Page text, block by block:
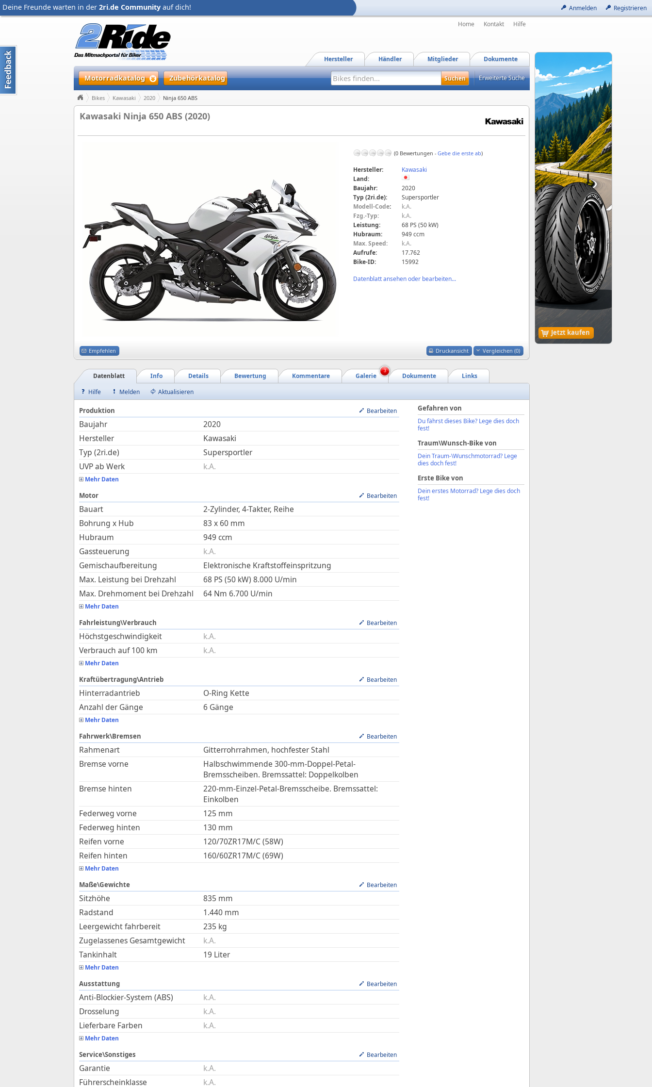
Anmelden Registrieren
Deine Freunde warten in der 2ri.de Community auf dich!
Jetzt kaufen
Home Kontakt Hilfe
Dokumente
Mitglieder
Händler
Hersteller
Motorradkatalog Zubehörkatalog Erweiterte Suche
Bikes Kawasaki 2020 Ninja 650 ABS
Kawasaki Ninja 650 ABS (2020)
(0 Bewertungen - Gebe die erste ab)
Hersteller:
Kawasaki
Land:
Baujahr:
2020
Typ (2ri.de):
Supersportler
Modell-Code:
k.A.
Fzg.-Typ:
k.A.
Leistung:
68 PS (50 kW)
Hubraum:
949 ccm
Max. Speed:
k.A.
Aufrufe:
17.762
Bike-ID:
15992
Datenblatt ansehen oder bearbeiten...
Druckansicht Vergleichen (0)
Empfehlen
Links
Dokumente
Galerie
Kommentare
Bewertung
Details
Info
Datenblatt
3
Hilfe Melden Aktualisieren
Produktion Bearbeiten
Baujahr
2020
Hersteller
Kawasaki
Typ (2ri.de)
Supersportler
UVP ab Werk
k.A.
Mehr Daten
Motor Bearbeiten
Bauart
2-Zylinder, 4-Takter, Reihe
Bohrung x Hub
83 x 60 mm
Hubraum
949 ccm
Gassteuerung
k.A.
Gemischaufbereitung
Elektronische Kraftstoffeinspritzung
Max. Leistung bei Drehzahl
68 PS (50 kW) 8.000 U/min
Max. Drehmoment bei Drehzahl
64 Nm 6.700 U/min
Mehr Daten
Fahrleistung\Verbrauch Bearbeiten
Höchstgeschwindigkeit
k.A.
Verbrauch auf 100 km
k.A.
Mehr Daten
Kraftübertragung\Antrieb Bearbeiten
Hinterradantrieb
O-Ring Kette
Anzahl der Gänge
6 Gänge
Mehr Daten
Fahrwerk\Bremsen Bearbeiten
Rahmenart
Gitterrohrrahmen, hochfester Stahl
Bremse vorne
Halbschwimmende 300-mm-Doppel-Petal-
Bremsscheiben. Bremssattel: Doppelkolben
Bremse hinten
220-mm-Einzel-Petal-Bremsscheibe. Bremssattel:
Einkolben
Federweg vorne
125 mm
Federweg hinten
130 mm
Reifen vorne
120/70ZR17M/C (58W)
Reifen hinten
160/60ZR17M/C (69W)
Mehr Daten
Maße\Gewichte Bearbeiten
Sitzhöhe 835 mm
Radstand
1.440 mm
Leergewicht fahrbereit
235 kg
Zugelassenes Gesamtgewicht
k.A.
Tankinhalt
19 Liter
Mehr Daten
Ausstattung Bearbeiten
Anti-Blockier-System (ABS)
k.A.
Drosselung
k.A.
Lieferbare Farben
k.A.
Mehr Daten
Service\Sonstiges Bearbeiten
Garantie
k.A.
Führerscheinklasse
k.A.
Gefahren von
Du fährst dieses Bike? Lege dies doch
fest!
Traum\Wunsch-Bike von
Dein Traum-\Wunschmotorrad? Lege
dies doch fest!
Erste Bike von
Dein erstes Motorrad? Lege dies doch
fest!